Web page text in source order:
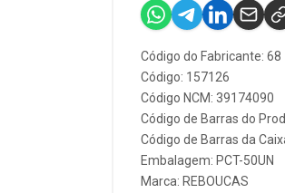
Código do Fabricante: 68
Código: 157126
Código NCM: 39174090
Código de Barras do
Código de Barras da
Embalagem: PCT-50UN
Marca: REBOUCAS